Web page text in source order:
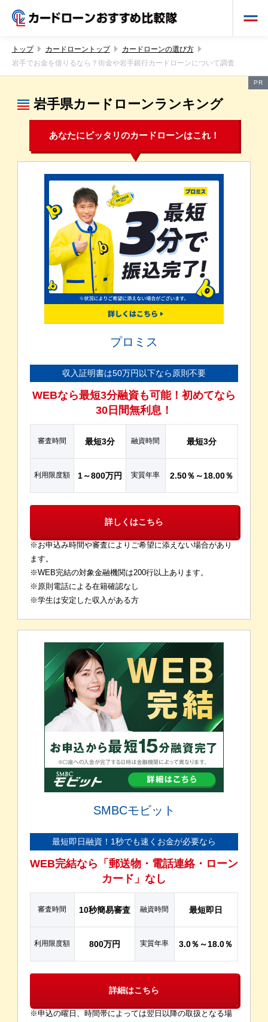
トップ カードローントップ
カードローンの選び方
岩手でお金を借りるなら？街金や岩手銀行カードローンについて調査
PR
岩手県カードローンランキング
あなたにピッタリのカードローンはこれ！
プロミス
収入証明書は50万円以下なら原則不要
WEBなら最短3分融資も可能！初めてなら
30日間無利息！
審査時間 最短3分 融資時間 最短3分
利用限度額 1～800万円 実質年率 2.50％～18.00％
詳しくはこちら
※お申込み時間や審査によりご希望に添えない場合があり
ます。
※WEB完結の対象金融機関は200行以上あります。
※原則電話による在籍確認なし
※学生は安定した収入がある方
SMBCモビット
最短即日融資！1秒でも速くお金が必要なら
WEB完結なら「郵送物・電話連絡・ローン
カード」なし
審査時間 10秒簡易審査 融資時間 最短即日
利用限度額 800万円 実質年率 3.0％～18.0％
詳細はこちら
※申込の曜日、時間帯によっては翌日以降の取扱となる場